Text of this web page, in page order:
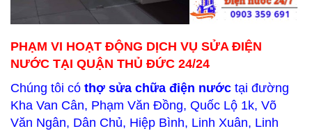
PHẠM VI HOẠT ĐỘNG DỊCH VỤ SỬA ĐIỆN
NƯỚC TẠI QUẬN THỦ ĐỨC 24/24
Chúng tôi có thợ sửa chữa điện nước tại đường
Kha Van Cân, Phạm Văn Đồng, Quốc Lộ 1k, Võ
Văn Ngân, Dân Chủ, Hiệp Bình, Linh Xuân, Linh